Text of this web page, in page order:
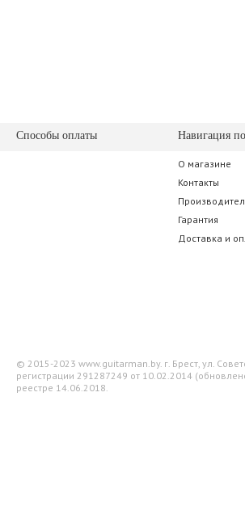
Способы оплаты Навигация
О магазине
Контакты
Гарантия
Доставка и
© 2015-2023 www.guitarman.by. г. Брест, ул.
регистрации 291287249 от 10.02.2014
реестре 14.06.2018.